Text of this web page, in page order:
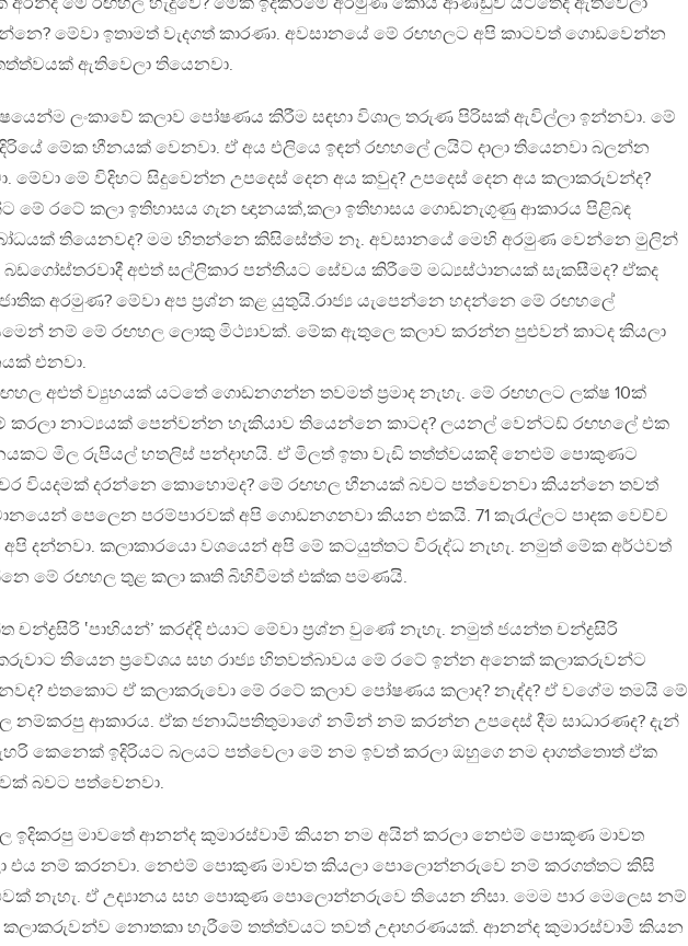
මේවා ඉතාමත් වැදගත් කාරණා. අවසානයේ මේ රඟහලට අපි කාටවත් ගොඩවෙන්න
ඇතිවෙලා තියෙනවා.
ලංකාවේ කලාව පෝෂණය කිරීම සඳහා විශාල තරුණ පිරිසක් ඇවිල්ලා ඉන්නවා. මේ
මේක හීනයක් වෙනවා. ඒ අය එලියෙ ඉඳන් රඟහලේ ලයිට් දාලා තියෙනවා බලන්න
මේවා මේ විදිහට සිදුවෙන්න උපදෙස් දෙන අය කවුද? උපදෙස් දෙන අය කලාකරුවන්ද?
මේ රටේ කලා ඉතිහාසය ගැන ඥානයක්,කලා ඉතිහාසය ගොඩනැගුණු ආකාරය පිළිබඳ
තියෙනවද? මම හිතන්නෙ කිසිසේත්ම නෑ. අවසානයේ මෙහි අරමුණ වෙන්නෙ මුලින්
අළුත් සල්ලිකාර පන්තියට සේවය කිරීමේ මධ්‍යස්ථානයක් සැකසීමද? ඒකද
අරමුණ? මේවා අප ප්‍රශ්න කළ යුතුයි.රාජ්‍ය යැපෙන්නෙ හදන්නෙ මේ රඟහලේ
නම් මේ රඟහල ලොකු මිථ්‍යාවක්. මේක ඇතුලෙ කලාව කරන්න පුළුවන් කාටද කියලා
එනවා.
අළුත් ව්‍යුහයක් යටතේ ගොඩනගන්න තවමත් ප්‍රමාද නැහැ. මේ රඟහලට ලක්ෂ 10ක්
කරලා නාට්‍යයක් පෙන්වන්න හැකියාව තියෙන්නෙ කාටද? ලයනල් වෙන්ටඩ් රඟහලේ එක
මිල රුපියල් හතලිස් පන්දාහයි. ඒ මිලත් ඉතා වැඩි තත්ත්වයකදි නෙළුම් පොකුණට
වියදමක් දරන්නෙ කොහොමද? මේ රඟහල හීනයක් බවට පත්වෙනවා කියන්නෙ තවත්
පෙලෙන පරම්පාරවක් අපි ගොඩනගනවා කියන එකයි. 71 කැරැල්ලට පාදක වෙච්ච
දන්නවා. කලාකාරයො වශයෙන් අපි මේ කටයුත්තට විරුද්ධ නැහැ. නමුත් මේක අර්ථවත්
මේ රඟහල තුළ කලා කෘති බිහිවීමත් එක්ක පමණයි.
චන්ද්‍රසිරි ‛පාහියන්’ කරද්දි එයාට මේවා ප්‍රශ්න වුණේ නැහැ. නමුත් ජයන්ත චන්ද්‍රසිරි
තියෙන ප්‍රවේශය සහ රාජ්‍ය හිතවත්බාවය මේ රටේ ඉන්න අනෙක් කලාකරුවන්ට
එතකොට ඒ කලාකරුවො මේ රටේ කලාව පෝෂණය කලාද? නැද්ද? ඒ වගේම තමයි මේ
නම්කරපු ආකාරය. ඒක ජනාධිපතිතුමාගේ නමින් නම් කරන්න උපදෙස් දීම සාධාරණද? දැන්
කෙනෙක් ඉදිරියට බලයට පත්වෙලා මේ නම ඉවත් කරලා ඔහුගෙ නම දාගත්තොත් ඒක
බවට පත්වෙනවා.
ඉදිකරපු මාවතේ ආනන්ද කුමාරස්වාමි කියන නම අයින් කරලා නෙළුම් පොකූණ මාවත
එය නම් කරනවා. නෙළුම් පොකුණ මාවත කියලා පොලොන්නරුවෙ නම් කරගත්තට කිසි
නැහැ. ඒ උද්‍යානය සහ පොකුණ පොලොන්නරුවෙ තියෙන නිසා. මෙම පාර මෙලෙස නම්
නොතකා හැරීමේ තත්ත්වයට තවත් උදාහරණයක්. ආනන්ද කුමාරස්වාමි කියන